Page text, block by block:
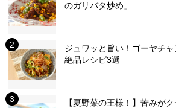
のガリバタ炒め」
ジュワッと旨い！ゴーヤチ
絶品レシピ3選
【夏野菜の王様！】苦みが